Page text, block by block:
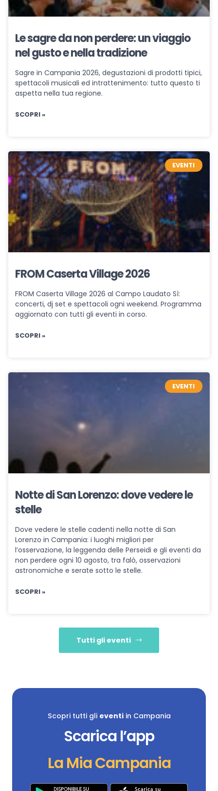
Le sagre da non perdere: un viaggio
nel gusto e nella tradizione
Sagre in Campania 2026, degustazioni di prodotti tipici,
spettacoli musicali ed intrattenimento: tutto questo ti
aspetta nella tua regione.
SCOPRI »
EVENTI
FROM Caserta Village 2026
FROM Caserta Village 2026 al Campo Laudato Sì:
concerti, dj set e spettacoli ogni weekend. Programma
aggiornato con tutti gli eventi in corso.
SCOPRI »
EVENTI
Notte di San Lorenzo: dove vedere le
stelle
Dove vedere le stelle cadenti nella notte di San
Lorenzo in Campania: i luoghi migliori per
l’osservazione, la leggenda delle Perseidi e gli eventi da
non perdere ogni 10 agosto, tra falò, osservazioni
astronomiche e serate sotto le stelle.
SCOPRI »
Tutti gli eventi
Scopri tutti gli eventiin Campania
Scarica l’app
La Mia Campania